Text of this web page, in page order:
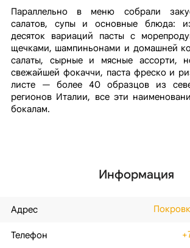
Параллельно в меню собрали
салатов, супы и основные блюда:
десяток вариаций пасты с
щечками, шампиньонами и домашней
салаты, сырные и мясные ассорти,
свежайшей фокаччи, паста фреско и
листе — более 40 образцов из
регионов Италии, все эти
бокалам.
Информация
Адрес
Телефон